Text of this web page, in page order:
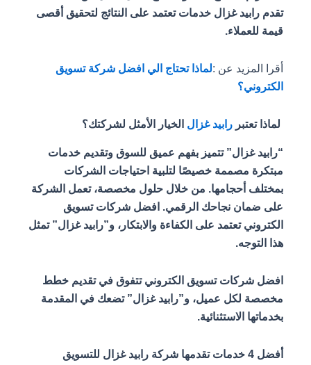
تقدم رابيد غزال خدمات تعتمد على النتائج لتحقيق أقصى
قيمة للعملاء.
أقرا المزيد عن :لماذا تحتاج الي افضل شركة تسويق
الكتروني؟
لماذا تعتبررابيد غزال الخيار الأمثل لشركتك؟
“رابيد غزال” تتميز بفهم عميق للسوق وتقديم خدمات
مبتكرة مصممة خصيصًا لتلبية احتياجات الشركات
بمختلف أحجامها. من خلال حلول مخصصة، تعمل الشركة
على ضمان نجاحك الرقمي. افضل شركات تسويق
الكتروني تعتمد على الكفاءة والابتكار، و”رابيد غزال” تمثل
هذا التوجه.
افضل شركات تسويق الكتروني تتفوق في تقديم خطط
مخصصة لكل عميل، و”رابيد غزال” تضعك في المقدمة
بخدماتها الاستثنائية.
أفضل 4 خدمات تقدمها شركة رابيد غزال لل تسويق